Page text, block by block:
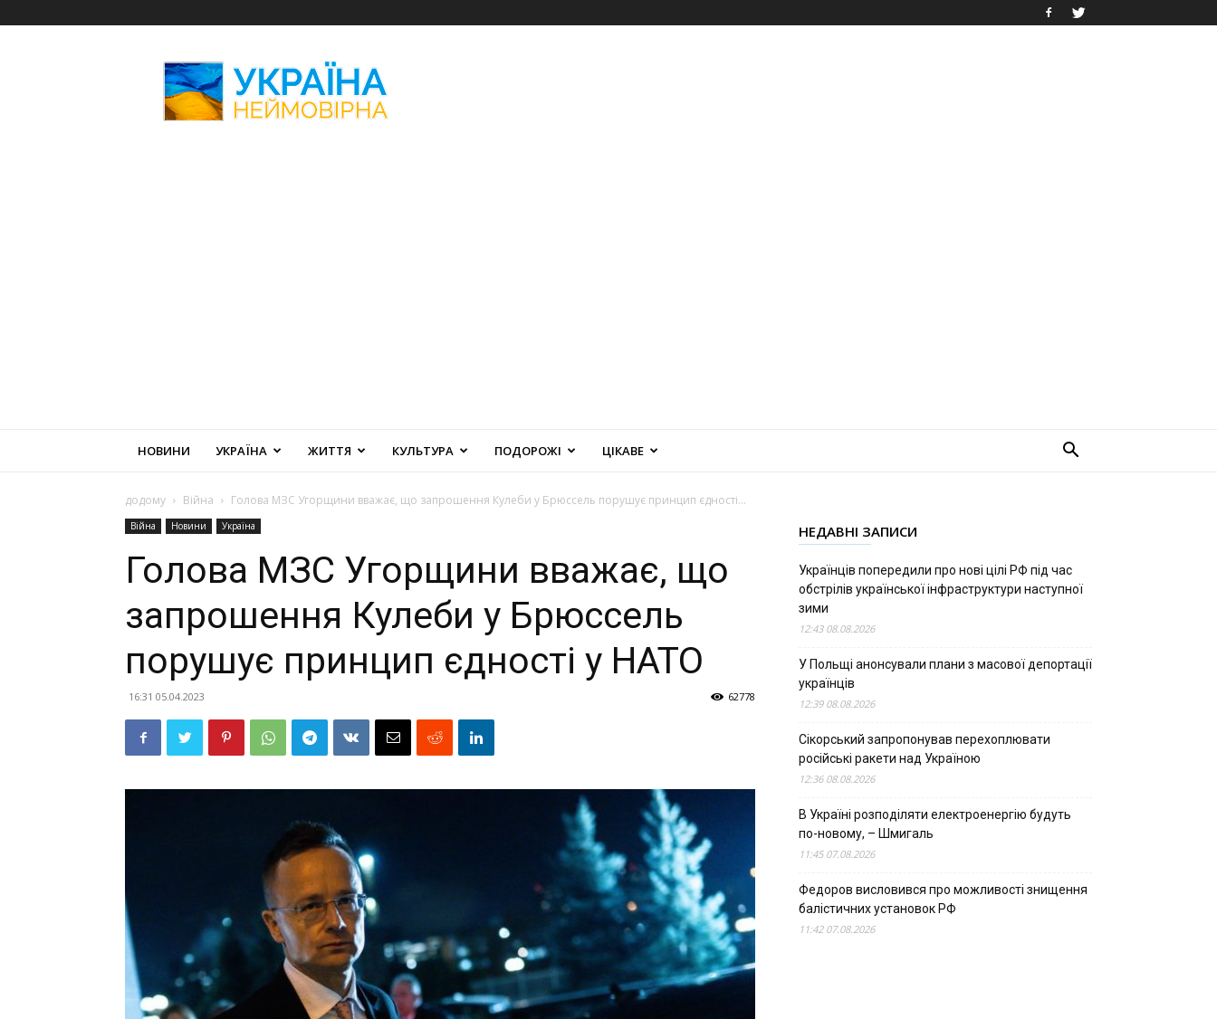
Неймовірна
НОВИНИ УКРАЇНА ЖИТТЯ КУЛЬТУРА ПОДОРОЖІ ЦІКАВЕ
додому Війна Голова МЗС Угорщини вважає, що запрошення Кулеби у Брюссель порушує принцип єдності...
Війна Новини Україна
Голова МЗС Угорщини вважає, що
запрошення Кулеби у Брюссель
порушує принцип єдності у НАТО
16:31 05.04.2023 62778
НЕДАВНІ ЗАПИСИ
Українців попередили про нові цілі РФ під час
обстрілів української інфраструктури наступної
зими
12:43 08.08.2026
У Польщі анонсували плани з масової депортації
українців
12:39 08.08.2026
Сікорський запропонував перехоплювати
російські ракети над Україною
12:36 08.08.2026
В Україні розподіляти електроенергію будуть
по-новому, – Шмигаль
11:45 07.08.2026
Федоров висловився про можливості знищення
балістичних установок РФ
11:42 07.08.2026